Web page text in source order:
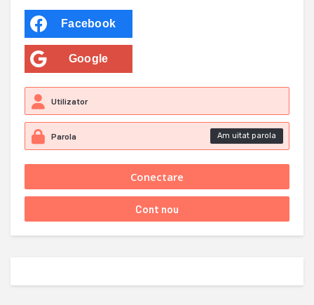
Facebook
Google
Am uitat parola